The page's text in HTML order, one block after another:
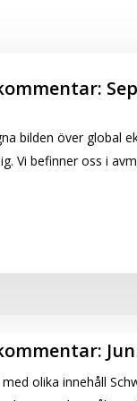
bilden över global
Vi befinner oss i
olika innehåll